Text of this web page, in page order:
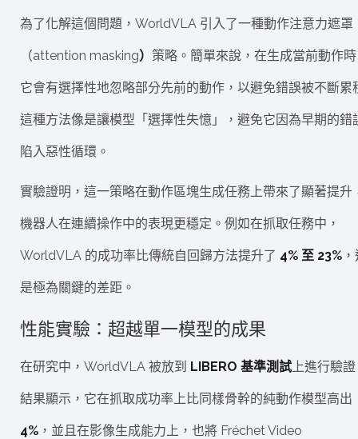
為了化解這個問題，WorldVLA 引入了一種動作注意力遮罩
（attention masking） 策略。簡單來說，在生成當前動作
它會有選擇性地忽略部分先前的動作，以避免錯誤被不斷累
這種方法像是讓模型「選擇性失憶」，避免它因為早期的錯
陷入惡性循環。
實驗證明，這一策略在動作區塊生成任務上帶來了顯著提升
機器人在連續操作中的表現更穩定。例如在抓取任務中，
WorldVLA 的成功率比傳統自回歸方法提升了 4% 至 23%
是極為關鍵的差距。
性能實驗：超越單一模型的成果
在研究中，WorldVLA 被放到 LIBERO 基準測試 上進行驗
結果顯示，它在抓取成功率上比同樣骨幹的純動作模型高出
4% ，並且在影像生成能力上，也將 Fréchet Video